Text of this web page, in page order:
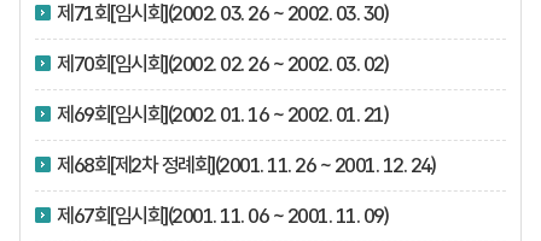
제71회[임시회](2002. 03. 26 ~ 2002. 03. 30)
제70회[임시회](2002. 02. 26 ~ 2002. 03. 02)
제69회[임시회](2002. 01. 16 ~ 2002. 01. 21)
제68회[제2차 정례회](2001. 11. 26 ~ 2001. 12. 24)
제67회[임시회](2001. 11. 06 ~ 2001. 11. 09)